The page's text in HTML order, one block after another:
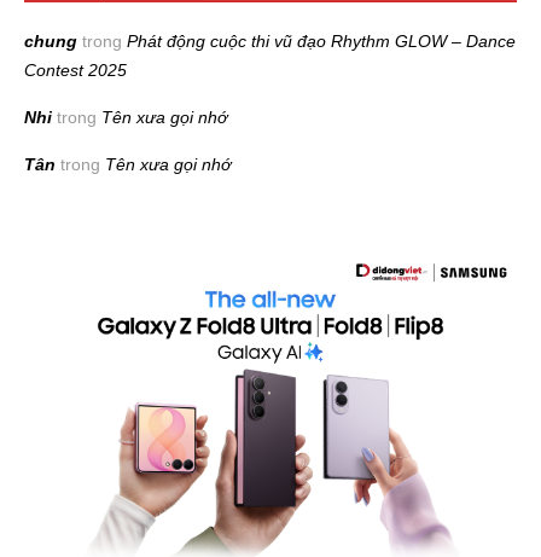
chung trong Phát động cuộc thi vũ đạo Rhythm GLOW – Dance
Contest 2025
Nhi trong Tên xưa gọi nhớ
Tân trong Tên xưa gọi nhớ